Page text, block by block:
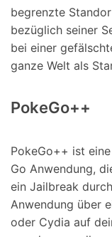
begrenzte
bezüglich seiner
bei einer
ganze Welt als
PokeGo++
PokeGo++ ist
Go Anwendung,
ein Jailbreak
Anwendung über
oder Cydia auf